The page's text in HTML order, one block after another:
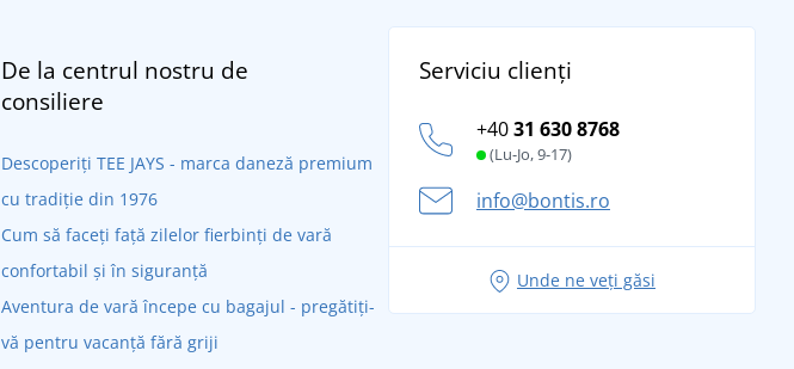
De la centrul nostru de
consiliere
Descoperiți TEE JAYS - marca daneză premium
cu tradiție din 1976
Cum să faceți față zilelor fierbinți de vară
confortabil și în siguranță
Aventura de vară începe cu bagajul - pregătiți-
vă pentru vacanță fără griji
Serviciu clienți
+4031 630 8768
(Lu-Jo, 9-17)
info@bontis.ro
Unde ne veți găsi